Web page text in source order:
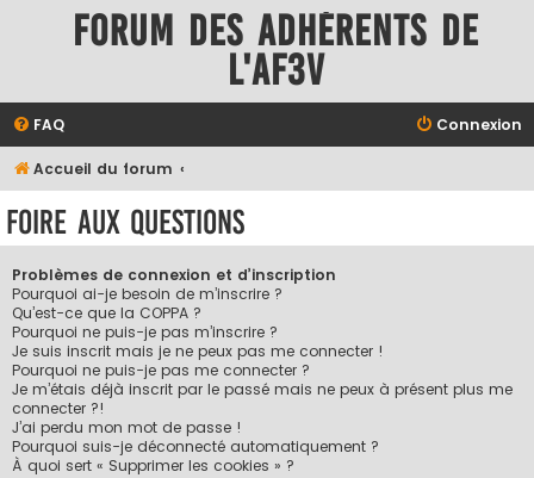
Forum des adhérents de
l'AF3V
FAQ Connexion
Accueil du forum
Foire aux questions
Problèmes de connexion et d’inscription
Pourquoi ai-je besoin de m’inscrire ?
Qu’est-ce que la COPPA ?
Pourquoi ne puis-je pas m’inscrire ?
Je suis inscrit mais je ne peux pas me connecter !
Pourquoi ne puis-je pas me connecter ?
Je m’étais déjà inscrit par le passé mais ne peux à présent plus me
connecter ?!
J’ai perdu mon mot de passe !
Pourquoi suis-je déconnecté automatiquement ?
À quoi sert « Supprimer les cookies » ?